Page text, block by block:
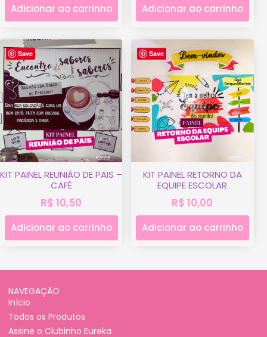
Adicionar ao carrinho Adicionar ao carrinho
Save
KIT PAINEL REUNIÃO DE PAIS –
CAFÉ
R$ 10,50
Adicionar ao carrinho
Save
KIT PAINEL RETORNO DA
EQUIPE ESCOLAR
R$ 10,00
Adicionar ao carrinho
NAVEGAÇÃO
Início
Todos os Produtos
Assine o Clubinho Eureka